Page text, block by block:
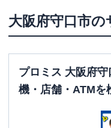
大阪府守口市の
プロミス 大阪府
機・店舗・ATMを